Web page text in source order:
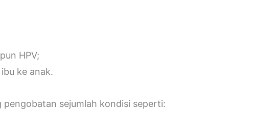
HPV;
ke anak.
sejumlah kondisi seperti: